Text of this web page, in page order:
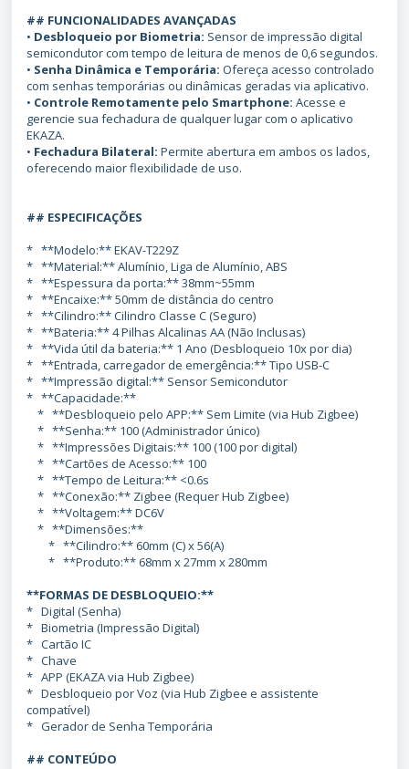
## FUNCIONALIDADES AVANÇADAS
• Desbloqueio por Biometria: Sensor de impressão digital
semicondutor com tempo de leitura de menos de 0,6 segundos.
• Senha Dinâmica e Temporária: Ofereça acesso controlado
com senhas temporárias ou dinâmicas geradas via aplicativo.
• Controle Remotamente pelo Smartphone: Acesse e
gerencie sua fechadura de qualquer lugar com o aplicativo
EKAZA.
• Fechadura Bilateral: Permite abertura em ambos os lados,
oferecendo maior flexibilidade de uso.
## ESPECIFICAÇÕES
* **Modelo:** EKAV-T229Z
* **Material:** Alumínio, Liga de Alumínio, ABS
* **Espessura da porta:** 38mm~55mm
* **Encaixe:** 50mm de distância do centro
* **Cilindro:** Cilindro Classe C (Seguro)
* **Bateria:** 4 Pilhas Alcalinas AA (Não Inclusas)
* **Vida útil da bateria:** 1 Ano (Desbloqueio 10x por dia)
* **Entrada, carregador de emergência:** Tipo USB-C
* **Impressão digital:** Sensor Semicondutor
* **Capacidade:**
* **Desbloqueio pelo APP:** Sem Limite (via Hub Zigbee)
* **Senha:** 100 (Administrador único)
* **Impressões Digitais:** 100 (100 por digital)
* **Cartões de Acesso:** 100
* **Tempo de Leitura:** <0.6s
* **Conexão:** Zigbee (Requer Hub Zigbee)
* **Voltagem:** DC6V
* **Dimensões:**
* **Cilindro:** 60mm (C) x 56(A)
* **Produto:** 68mm x 27mm x 280mm
**FORMAS DE DESBLOQUEIO:**
* Digital (Senha)
* Biometria (Impressão Digital)
* Cartão IC
* Chave
* APP (EKAZA via Hub Zigbee)
* Desbloqueio por Voz (via Hub Zigbee e assistente
compatível)
* Gerador de Senha Temporária
## CONTEÚDO